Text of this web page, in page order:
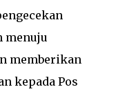
menuju
memberikan
kepada Pos